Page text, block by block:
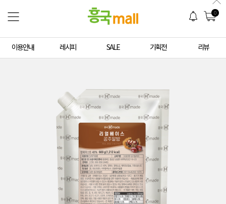
0
이용안내 레시피 SALE 기획전 리뷰